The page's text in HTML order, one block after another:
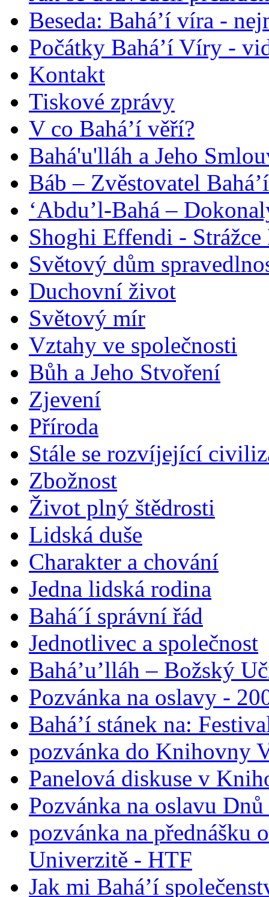
Beseda: Bahá’í víra -
Počátky Bahá’í Víry -
Kontakt
Tiskové zprávy
V co Bahá’í věří?
Bahá'u'lláh a Jeho
Báb – Zvěstovatel
‘Abdu’l-Bahá –
Shoghi Effendi -
Světový dům
Duchovní život
Světový mír
Vztahy ve společnosti
Bůh a Jeho Stvoření
Zjevení
Příroda
Stále se rozvíjející
Zbožnost
Život plný štědrosti
Lidská duše
Charakter a chování
Jedna lidská rodina
Bahá´í správní řád
Jednotlivec a společnost
Bahá’u’lláh – Božský
Pozvánka na oslavy -
Bahá’í stánek na:
pozvánka do Knihovny
Panelová diskuse v
Pozvánka na oslavu
pozvánka na přednášku
Univerzitě - HTF
Jak mi Bahá’í